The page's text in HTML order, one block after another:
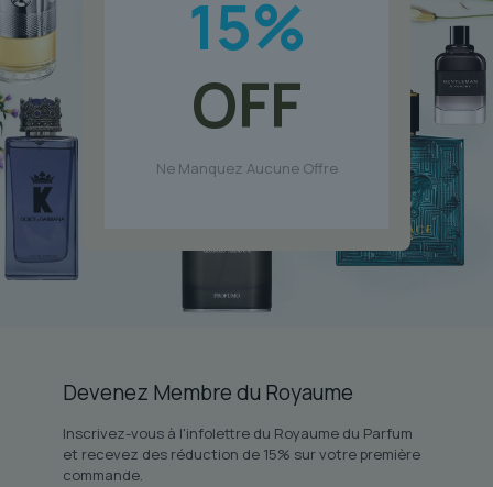
15%
OFF
Ne Manquez Aucune Offre
Devenez Membre du Royaume
Inscrivez-vous à l'infolettre du Royaume du Parfum
et recevez des réduction de 15% sur votre première
commande.